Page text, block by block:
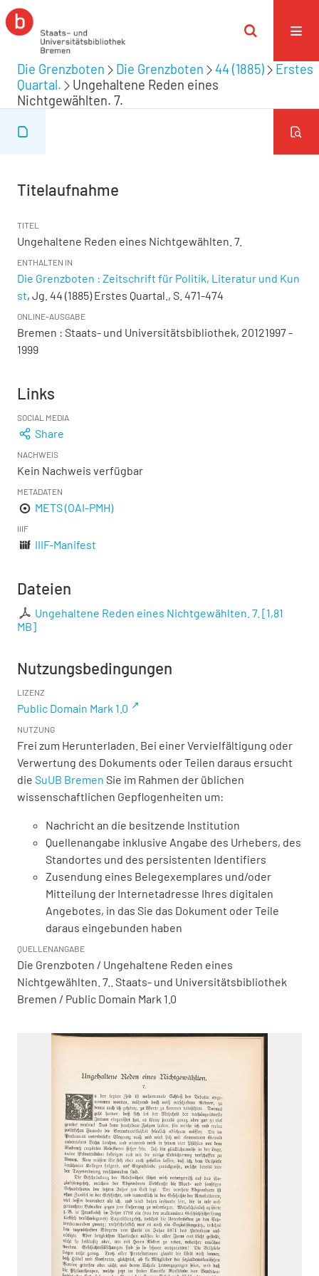
Die Grenzboten Die Grenzboten 44 (1885)
Erstes
Quartal.
Ungehaltene Reden eines
Nichtgewählten. 7.
Titelaufnahme
TITEL
Ungehaltene Reden eines Nichtgewählten. 7.
ENTHALTEN IN
Die Grenzboten : Zeitschrift für Politik, Literatur und Kun
st, Jg. 44 (1885) Erstes Quartal., S. 471-474
ONLINE-AUSGABE
Bremen : Staats- und Universitätsbibliothek, 20121997 -
1999
Links
SOCIAL MEDIA
Share
NACHWEIS
Kein Nachweis verfügbar
METADATEN
METS (OAI-PMH)
IIIF
IIIF-Manifest
Dateien
Ungehaltene Reden eines Nichtgewählten. 7. [1,81
MB]
Nutzungsbedingungen
LIZENZ
Public Domain Mark 1.0
NUTZUNG
Frei zum Herunterladen. Bei einer Vervielfältigung oder
Verwertung des Dokuments oder Teilen daraus ersucht
die SuUB Bremen Sie im Rahmen der üblichen
wissenschaftlichen Gepflogenheiten um:
Nachricht an die besitzende Institution
Quellenangabe inklusive Angabe des Urhebers, des
Standortes und des persistenten Identifiers
Zusendung eines Belegexemplares und/oder
Mitteilung der Internetadresse Ihres digitalen
Angebotes, in das Sie das Dokument oder Teile
daraus eingebunden haben
QUELLENANGABE
Die Grenzboten / Ungehaltene Reden eines
Nichtgewählten. 7.. Staats- und Universitätsbibliothek
Bremen / Public Domain Mark 1.0